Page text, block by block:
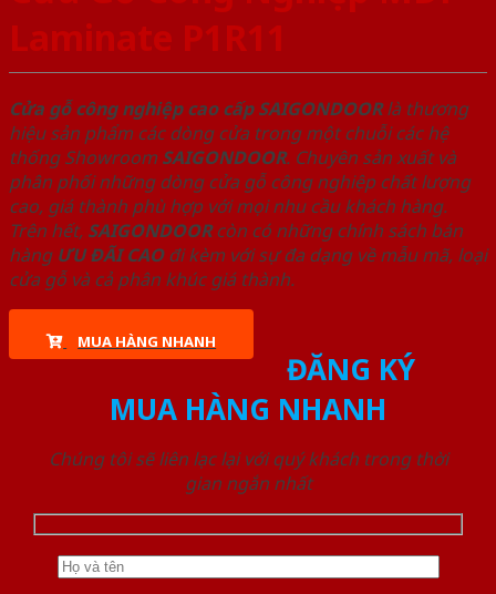
Laminate P1R11
Cửa gỗ công nghiệp cao cấp SAIGONDOORlà thương
hiệu sản phẩm các dòng cửa trong một chuỗi các hệ
thống Showroom SAIGONDOOR. Chuyên sản xuất và
phân phối những dòng cửa gỗ công nghiệp chất lượng
cao, giá thành phù hợp với mọi nhu cầu khách hàng.
Trên hết, SAIGONDOORcòn có những chính sách bán
hàng ƯU ĐÃI CAOđi kèm với sự đa dạng về mẫu mã, loại
cửa gỗ và cả phân khúc giá thành.
MUA HÀNG NHANH
ĐĂNG KÝ
MUA HÀNG NHANH
Chúng tôi sẽ liên lạc lại với quý khách trong thời
gian ngắn nhất